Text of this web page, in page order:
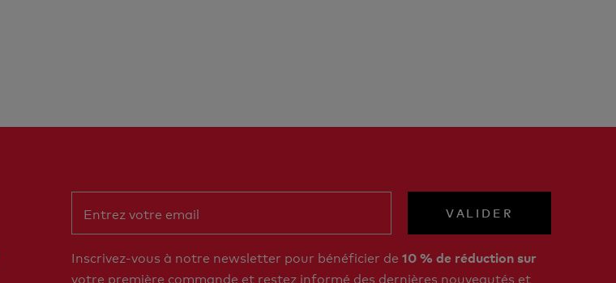
VALIDER
Inscrivez-vous à notre newsletter pour bénéficier de 10 % de réduction sur
votre première commande et restez informé des dernières nouveautés et